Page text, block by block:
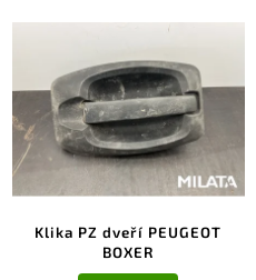
Klika PZ dveří PEUGEOT
BOXER